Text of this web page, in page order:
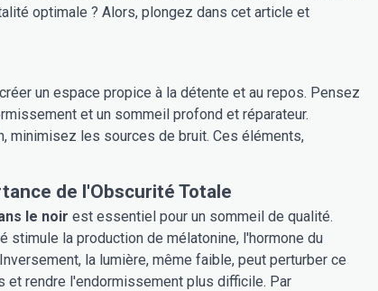
optimale ? Alors, plongez dans cet article et
un espace propice à la détente et au repos. Pensez
et un sommeil profond et réparateur.
minimisez les sources de bruit. Ces éléments,
de l'Obscurité Totale
le noir est essentiel pour un sommeil de qualité.
stimule la production de mélatonine, l'hormone du
la lumière, même faible, peut perturber ce
et rendre l'endormissement plus difficile. Par